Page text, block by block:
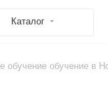
Каталог
обучение обучение в